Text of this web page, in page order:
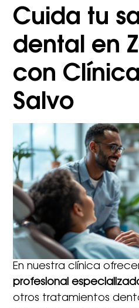
Cuida tu
dental en
con
Salvo
En nuestra clínica
profesional
otros tratamientos